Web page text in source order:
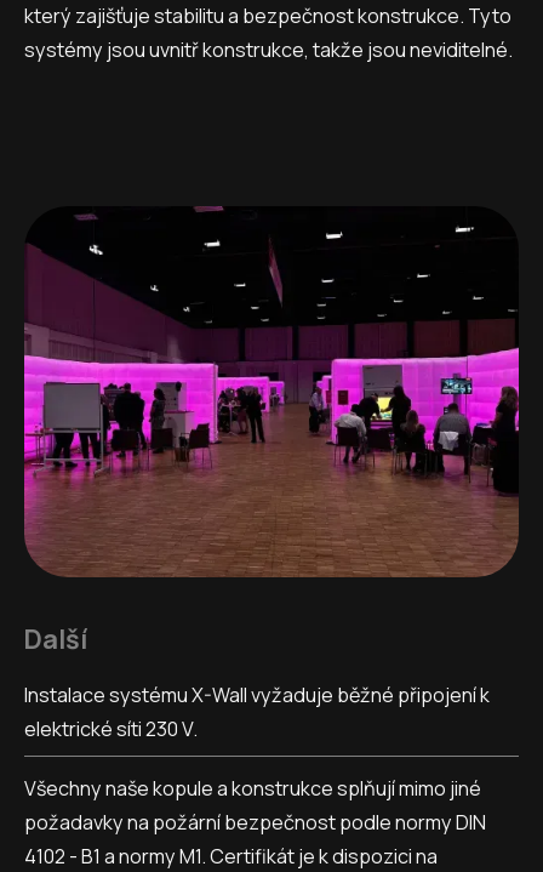
který zajišťuje stabilitu a bezpečnost konstrukce. Tyto
systémy jsou uvnitř konstrukce, takže jsou neviditelné.
Další
Instalace systému X-Wall vyžaduje běžné připojení k
elektrické síti 230 V.
Všechny naše kopule a konstrukce splňují mimo jiné
požadavky na požární bezpečnost podle normy DIN
4102 - B1 a normy M1. Certifikát je k dispozici na